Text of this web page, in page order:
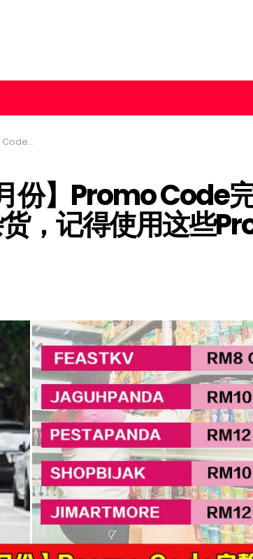
Code！
份】Promo Code
，记得使用这些